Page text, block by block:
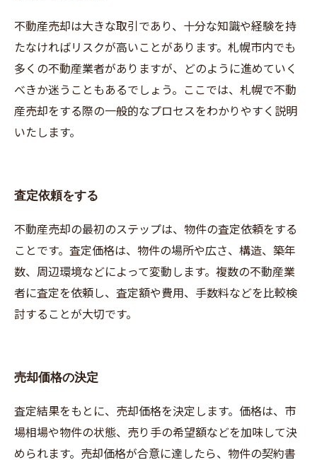
不動産売却は大きな取引であり、十分な知識や経験を持
たなければリスクが高いことがあります。札幌市内でも
多くの不動産業者がありますが、どのように進めていく
べきか迷うこともあるでしょう。ここでは、札幌で不動
産売却をする際の一般的なプロセスをわかりやすく説明
いたします。
査定依頼をする
不動産売却の最初のステップは、物件の査定依頼をする
ことです。査定価格は、物件の場所や広さ、構造、築年
数、周辺環境などによって変動します。複数の不動産業
者に査定を依頼し、査定額や費用、手数料などを比較検
討することが大切です。
売却価格の決定
査定結果をもとに、売却価格を決定します。価格は、市
場相場や物件の状態、売り手の希望額などを加味して決
められます。売却価格が合意に達したら、物件の契約書